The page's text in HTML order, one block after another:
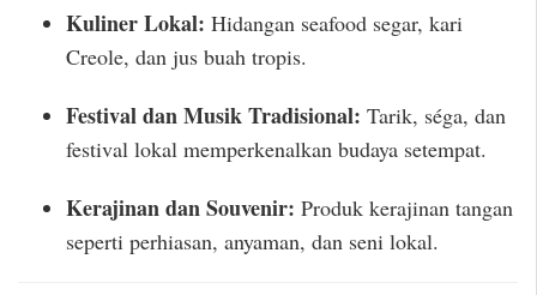
Kuliner Lokal: Hidangan seafood segar, kari
Creole, dan jus buah tropis.
Festival dan Musik Tradisional: Tarik, séga, dan
festival lokal memperkenalkan budaya setempat.
Kerajinan dan Souvenir: Produk kerajinan tangan
seperti perhiasan, anyaman, dan seni lokal.